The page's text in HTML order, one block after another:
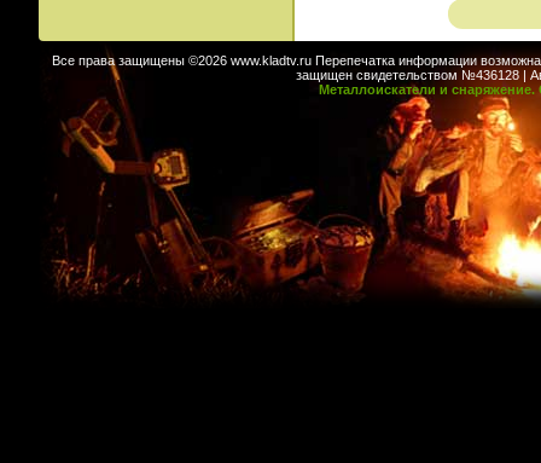
Все права защищены ©2026 www.kladtv.ru Перепечатка информации возможна
защищен свидетельством №436128 |
Металлоискатели и